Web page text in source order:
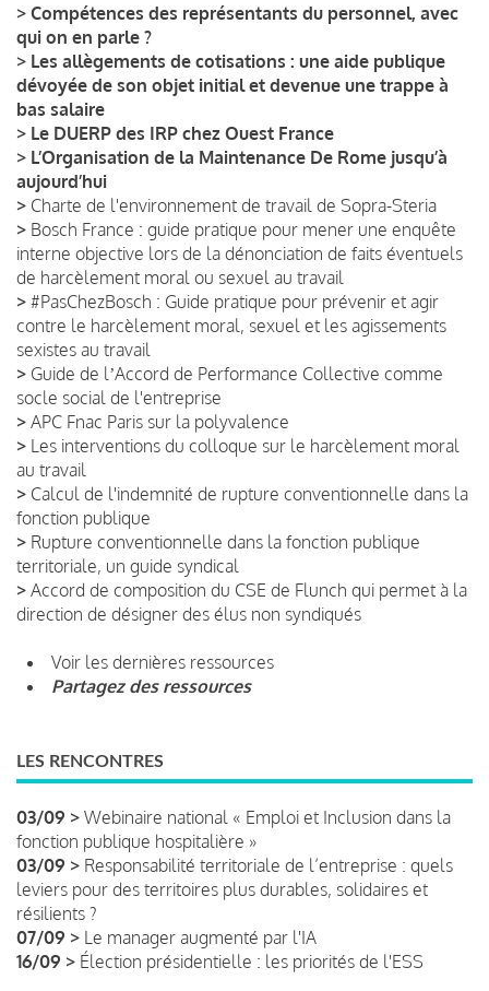
> Compétences des représentants du personnel, avec
qui on en parle ?
> Les allègements de cotisations : une aide publique
dévoyée de son objet initial et devenue une trappe à
bas salaire
> Le DUERP des IRP chez Ouest France
> L’Organisation de la Maintenance De Rome jusqu’à
aujourd’hui
> Charte de l'environnement de travail de Sopra-Steria
> Bosch France : guide pratique pour mener une enquête
interne objective lors de la dénonciation de faits éventuels
de harcèlement moral ou sexuel au travail
> #PasChezBosch : Guide pratique pour prévenir et agir
contre le harcèlement moral, sexuel et les agissements
sexistes au travail
> Guide de lʼAccord de Performance Collective comme
socle social de l'entreprise
> APC Fnac Paris sur la polyvalence
> Les interventions du colloque sur le harcèlement moral
au travail
> Calcul de l'indemnité de rupture conventionnelle dans la
fonction publique
> Rupture conventionnelle dans la fonction publique
territoriale, un guide syndical
> Accord de composition du CSE de Flunch qui permet à la
direction de désigner des élus non syndiqués
Voir les dernières ressources
Partagez des ressources
LES RENCONTRES
03/09 > Webinaire national « Emploi et Inclusion dans la
fonction publique hospitalière »
03/09 > Responsabilité territoriale de l’entreprise : quels
leviers pour des territoires plus durables, solidaires et
résilients ?
07/09 > Le manager augmenté par l'IA
16/09 > Élection présidentielle : les priorités de l'ESS